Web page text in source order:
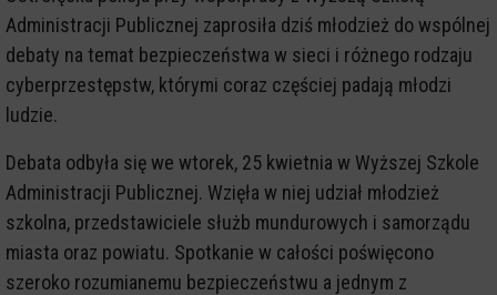
Administracji Publicznej zaprosiła dziś młodzież do wspólnej
debaty na temat bezpieczeństwa w sieci i różnego rodzaju
cyberprzestępstw, którymi coraz częściej padają młodzi
ludzie.
Debata odbyła się we wtorek, 25 kwietnia w Wyższej Szkole
Administracji Publicznej. Wzięła w niej udział młodzież
szkolna, przedstawiciele służb mundurowych i samorządu
miasta oraz powiatu. Spotkanie w całości poświęcono
szeroko rozumianemu bezpieczeństwu a jednym z